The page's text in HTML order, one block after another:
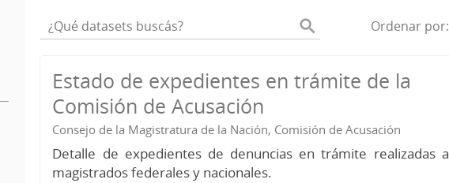
Ordenar por
Estado de expedientes en trámite de la
Comisión de Acusación
Consejo de la Magistratura de la Nación, Comisión de Acusación
Detalle de expedientes de denuncias en trámite realizadas a
magistrados federales y nacionales.